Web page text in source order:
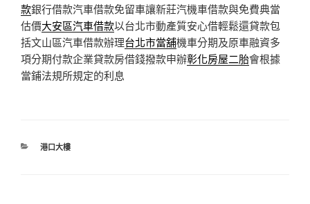
款銀行借款汽車借款免留車讓新莊汽機車借款與免費典當
估價大安區汽車借款以台北市動產質安心借輕鬆還貸款包
括文山區汽車借款辦理台北市當舖機車分期及原車融資多
項分期付款企業貸款房借錢撥款申辦彰化房屋二胎會根據
當鋪法規所規定的利息
分
港口大樓